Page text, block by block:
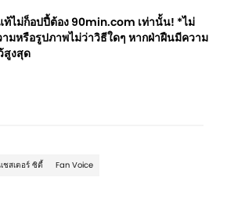
ไม่ก็อปปี้ต้อง 90min.com เท่านั้น! *ไม่
มหรือรูปภาพไม่ว่าวิธีใดๆ หากฝ่าฝืนมีความ
สูงสุด
ชสเตอร์ ซิตี้ Fan Voice